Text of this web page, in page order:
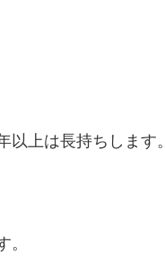
上は長持ちします。
。